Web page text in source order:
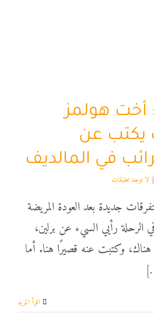
32: أخت هولمز
يكتب عن
في المالديف
| لا توجد تعليقات
جديدة بعد العودة المريضة
الرحلة رأيي السيء عن برلين،
وكتبت عنه قصيرًا هنا. أما